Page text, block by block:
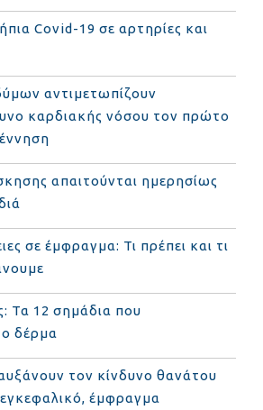
Covid-19 σε αρτηρίες και
αντιμετωπίζουν
καρδιακής νόσου τον πρώτο
απαιτούνται ημερησίως
σε έμφραγμα: Τι πρέπει και τι
Τα 12 σημάδια που
δέρμα
τον κίνδυνο θανάτου
έμφραγμα